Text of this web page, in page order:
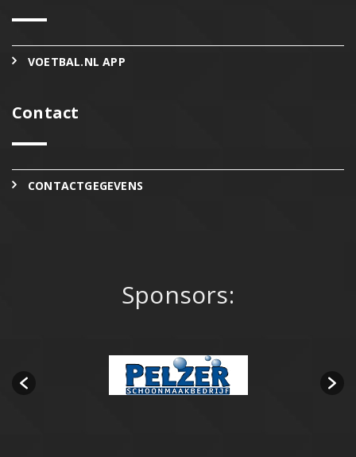
VOETBAL.NL APP
Contact
CONTACTGEGEVENS
Sponsors: